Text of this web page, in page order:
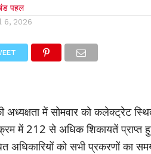
पहल
6, 2026
अध्यक्षता में सोमवार को कलेक्ट्रेट
में 212 से अधिक शिकायतें प्राप्त
को सभी प्रकरणों का